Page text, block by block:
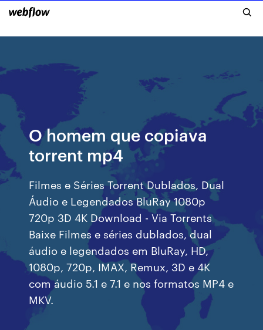
O homem que copiava
torrent mp4
Filmes e Séries Torrent Dublados, Dual
Áudio e Legendados BluRay 1080p
720p 3D 4K Download - Via Torrents
Baixe Filmes e séries dublados, dual
áudio e legendados em BluRay, HD,
1080p, 720p, IMAX, Remux, 3D e 4K
com áudio 5.1 e 7.1 e nos formatos MP4 e
MKV.